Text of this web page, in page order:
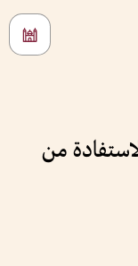
من